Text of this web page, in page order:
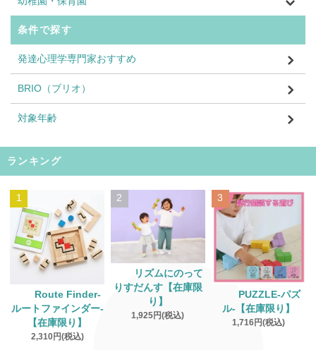
条件で探す
発達心理学専門家おすすめ
BRIO（ブリオ）
対象年齢
ランキング
1
Route Finder‐
ルートファインダー‐
【在庫限り】
2,310円(税込)
2
リズムにのって
りすだんす【在庫限
り】
1,925円(税込)
3
PUZZLE‐パズ
ル‐【在庫限り】
1,716円(税込)